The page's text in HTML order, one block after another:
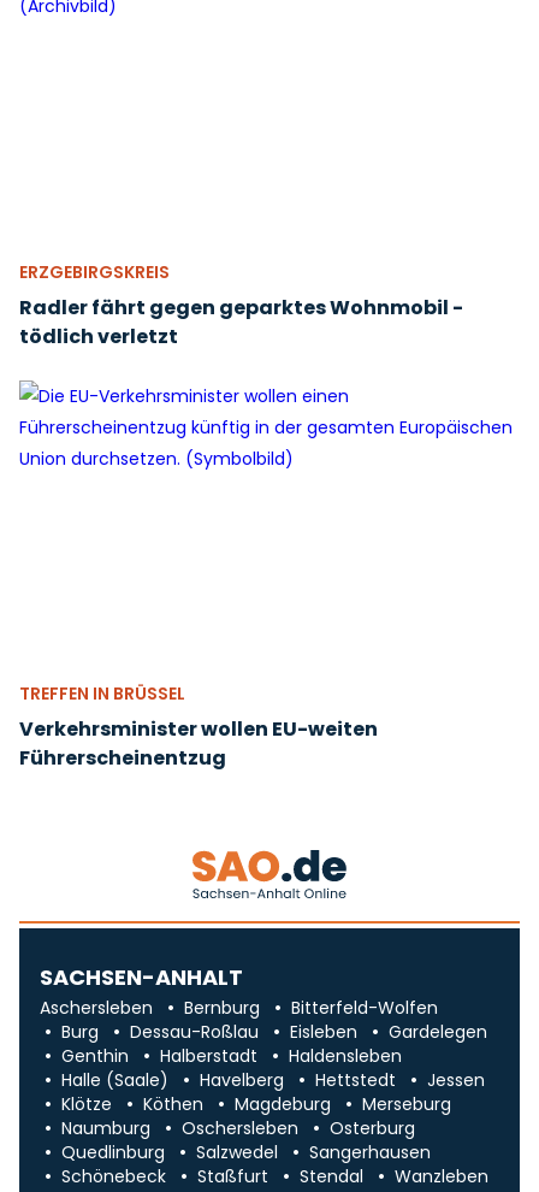
ERZGEBIRGSKREIS
Radler fährt gegen geparktes Wohnmobil -
tödlich verletzt
TREFFEN IN BRÜSSEL
Verkehrsminister wollen EU-weiten
Führerscheinentzug
SACHSEN-ANHALT
Aschersleben Bernburg
Bitterfeld-Wolfen
Burg
Dessau-Roßlau Eisleben
Gardelegen
Genthin
Halberstadt
Haldensleben
Halle (Saale)
Havelberg Hettstedt
Jessen
Klötze
Köthen Magdeburg
Merseburg
Naumburg
Oschersleben
Osterburg
Quedlinburg
Salzwedel
Sangerhausen
Schönebeck
Staßfurt Stendal
Wanzleben